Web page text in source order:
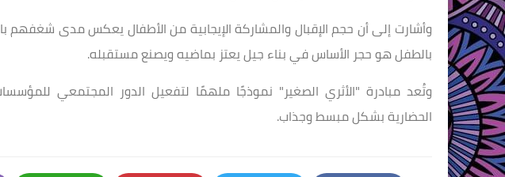
وأشارت إلى أن حجم الإقبال والمشاركة الإيجابية من الأطفال يعكس مدى شغفهم
بالطفل هو حجر الأساس في بناء جيل يعتز بماضيه ويصنع مستقبله.
وتُعد مبادرة "الأثري الصغير" نموذجًا ملهمًا لتفعيل الدور المجتمعي
الحضارية بشكل مبسط وجذاب.